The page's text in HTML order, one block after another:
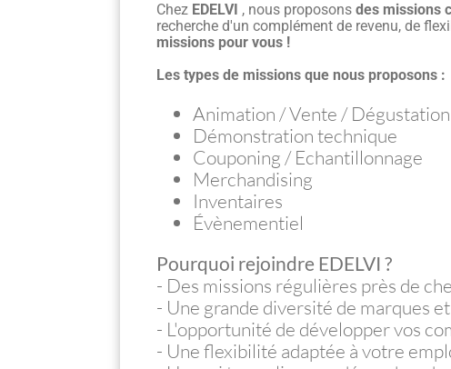
Chez EDELVI , nous proposons des missions
recherche d'un complément de revenu, de
missions pour vous !
Les types de missions que nous proposons :
Animation / Vente / Dégustation
Démonstration technique
Couponing / Echantillonnage
Merchandising
Inventaires
Évènementiel
Pourquoi rejoindre EDELVI ?
- Des missions régulières près de
- Une grande diversité de marques
- L'opportunité de développer vos
- Une flexibilité adaptée à votre